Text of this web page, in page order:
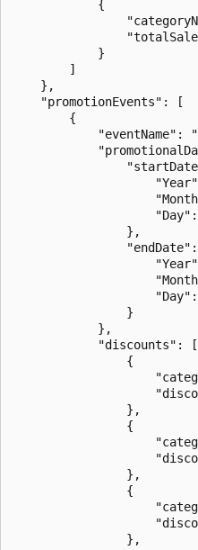
            {
            }
        ]
    },
    "promotionEvents": [
        {
"eventName":
                },
                }
            },
            "discounts": [
                {
                },
                {
                },
                {
                },